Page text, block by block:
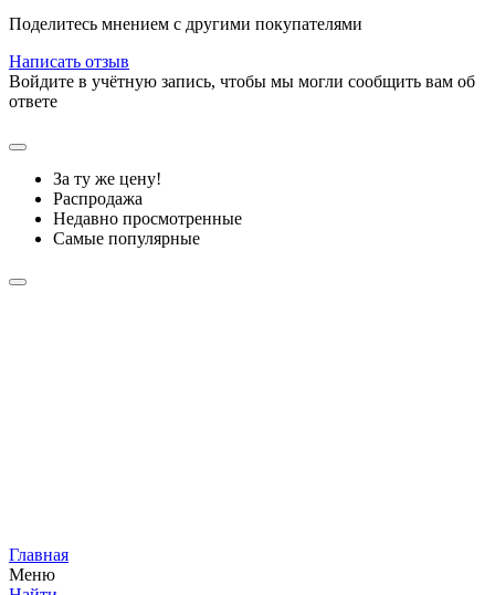
Поделитесь мнением с другими покупателями
Написать отзыв
Войдите в учётную запись, чтобы мы могли сообщить вам об
ответе
За ту же цену!
Распродажа
Недавно просмотренные
Самые популярные
Главная
Меню